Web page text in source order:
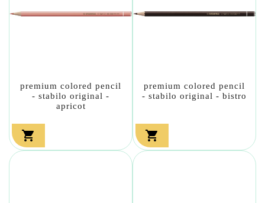
premium colored pencil
- stabilo original -
apricot

premium colored pencil
- stabilo original - bistro
